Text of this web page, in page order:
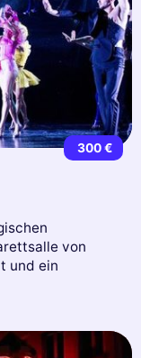
300 €
von
und ein